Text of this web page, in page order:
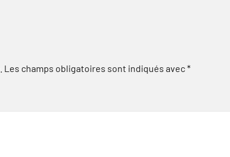
Les champs obligatoires sont indiqués avec*